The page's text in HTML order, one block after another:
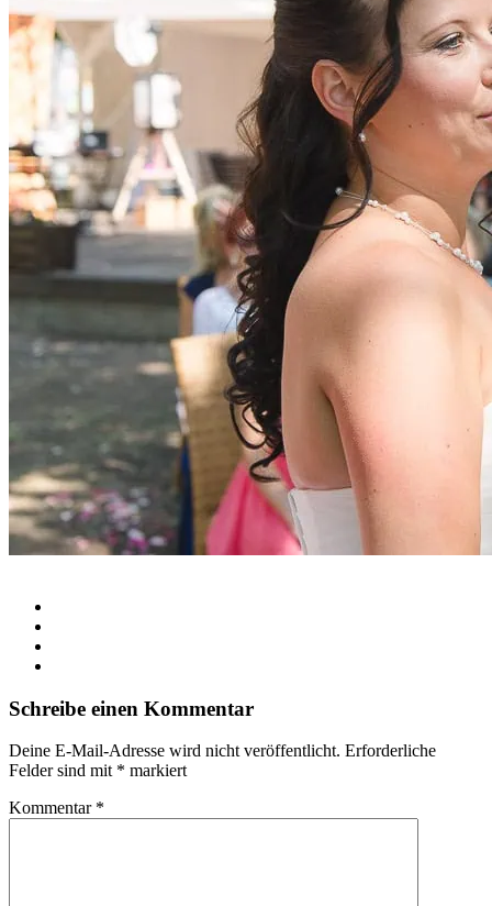
Schreibe einen Kommentar
Deine E-Mail-Adresse wird nicht veröffentlicht. Erforderliche
Felder sind mit * markiert
Kommentar *